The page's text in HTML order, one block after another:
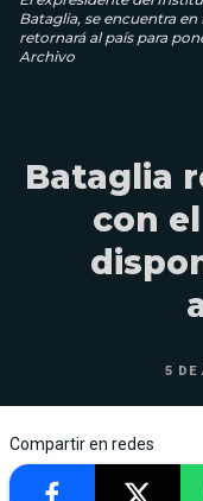
Bataglia, se encuentra
retornará al país para
Archivo
Bataglia
con
5 DE
Compartir en redes